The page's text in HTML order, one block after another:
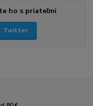
ho s priateľmi
Twitter